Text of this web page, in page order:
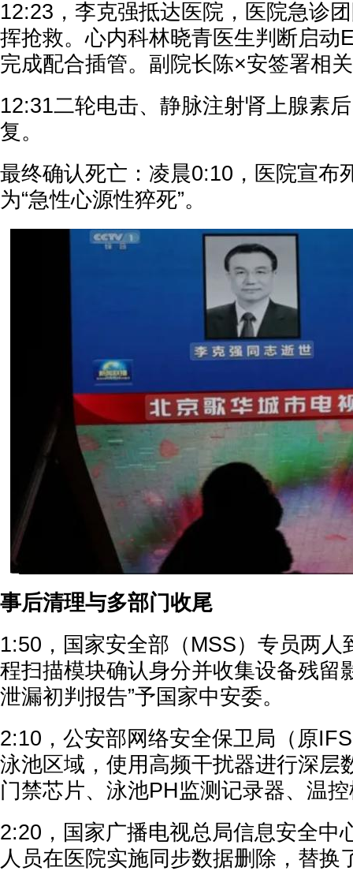
12:23，李克强抵达医院，医院急诊
挥抢救。心内科林晓青医生判断启动
完成配合插管。副院长陈×安签署相
12:31二轮电击、静脉注射肾上腺素
复。
最终确认死亡：凌晨0:10，医院宣布
为“急性心源性猝死”。
事后清理与多部门收尾
1:50，国家安全部（MSS）专员两人
程扫描模块确认身分并收集设备残留
泄漏初判报告”予国家中安委。
2:10，公安部网络安全保卫局（原
泳池区域，使用高频干扰器进行深层
门禁芯片、泳池PH监测记录器、温
2:20，国家广播电视总局信息安全中
人员在医院实施同步数据删除，替换